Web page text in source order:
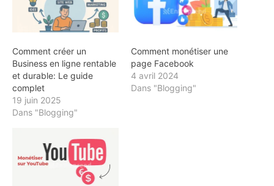
Comment créer un
Business en ligne rentable
et durable: Le guide
complet
19 juin 2025
Dans "Blogging"
Comment monétiser une
page Facebook
4 avril 2024
Dans "Blogging"